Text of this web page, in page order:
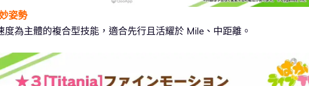
姿勢
度為主體的複合型技能，適合先行且活耀於 Mile、中距離。